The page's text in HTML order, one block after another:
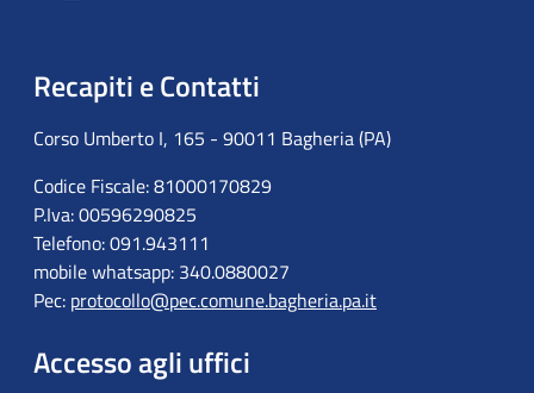
Recapiti e Contatti
Corso Umberto I, 165 - 90011 Bagheria (PA)
Codice Fiscale: 81000170829
P.Iva: 00596290825
Telefono: 091.943111
mobile whatsapp: 340.0880027
Pec: protocollo@pec.comune.bagheria.pa.it
Accesso agli uffici